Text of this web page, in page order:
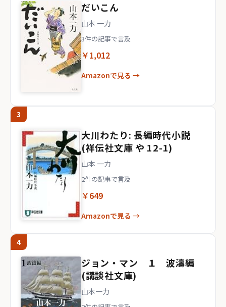
だいこん
山本 一力
3件の記事で言及
￥1,012
Amazonで見る →
3
大川わたり: 長編時代小説
(祥伝社文庫 や 12-1)
山本 一力
2件の記事で言及
￥649
Amazonで見る →
4
ジョン・マン １ 波濤編
(講談社文庫)
山本一力